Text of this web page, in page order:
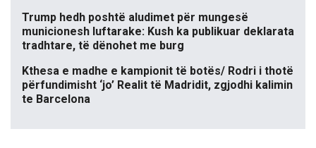
Trump hedh poshtë aludimet për mungesë
municionesh luftarake: Kush ka publikuar deklarata
tradhtare, të dënohet me burg
Kthesa e madhe e kampionit të botës/ Rodri i thotë
përfundimisht ‘jo’ Realit të Madridit, zgjodhi kalimin
te Barcelona